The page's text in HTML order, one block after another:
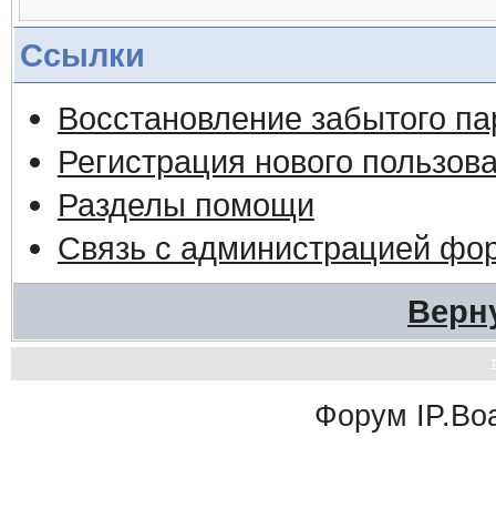
Ссылки
Восстановление забытого
Регистрация нового
Разделы помощи
Связь с администрацией
Форум